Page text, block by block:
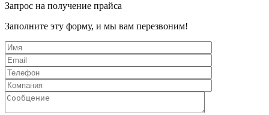
Запрос на получение прайса
Заполните эту форму, и мы вам перезвоним!